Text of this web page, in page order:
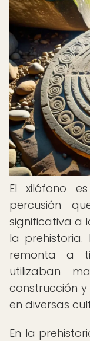
El xilófono
percusión
significativa a
la prehistoria.
remonta a
utilizaban
construcción
en diversas
En la